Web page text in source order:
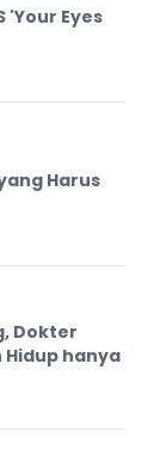
'Your Eyes
Harus
Dokter
Hidup hanya